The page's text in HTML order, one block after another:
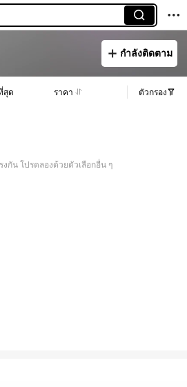
กำลังติดตาม
สุด ราคา ตัวกรอง
กัน โปรดลองด้วยตัวเลือกอื่น ๆ